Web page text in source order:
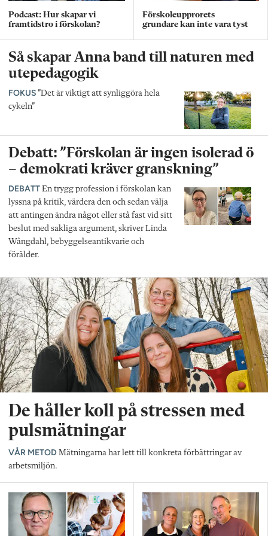
Podcast: Hur skapar vi
framtidstro i förskolan?
Förskoleupprorets
grundare kan inte vara tyst
Så skapar Anna band till naturen med
utepedagogik
FOKUS ”Det är viktigt att synliggöra hela
cykeln”
Debatt: ”Förskolan är ingen isolerad ö
– demokrati kräver granskning”
DEBATT En trygg profession i förskolan kan
lyssna på kritik, värdera den och sedan välja
att antingen ändra något eller stå fast vid sitt
beslut med sakliga argument, skriver Linda
Wångdahl, bebyggelseantikvarie och
förälder.
De håller koll på stressen med
pulsmätningar
VÅR METOD Mätningarna har lett till konkreta förbättringar av
arbetsmiljön.